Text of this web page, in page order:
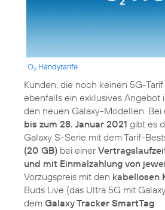
O2 Handytarife
Kunden, die noch keinen 5G-
ebenfalls ein exklusives Angebot
den neuen Galaxy-Modellen. Bei
bis zum 28. Januar 2021 gibt es
Galaxy S-Serie mit dem Tarif-
(20 GB) bei einer
und mit Einmalzahlung von
Vorzugspreis mit den kabellosen
Buds Live (das Ultra 5G mit
dem Galaxy Tracker SmartTag: